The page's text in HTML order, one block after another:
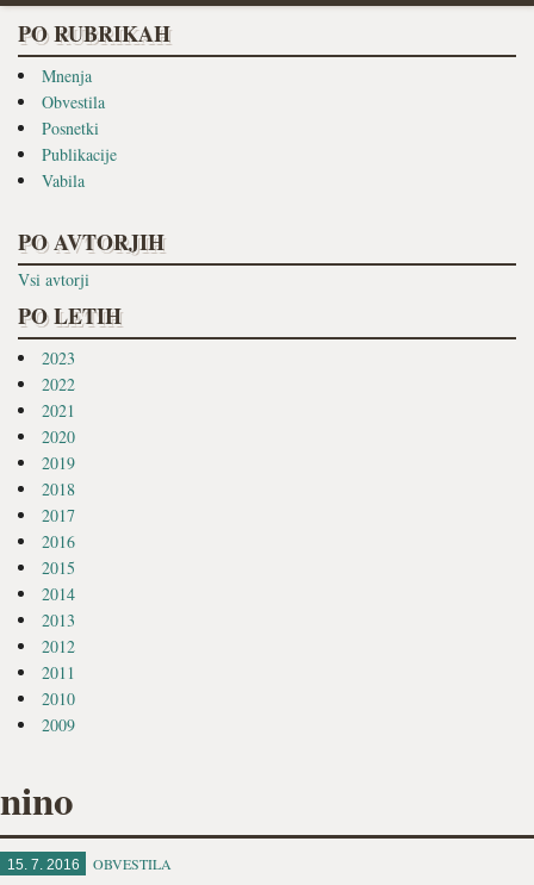
PO RUBRIKAH
Mnenja
Obvestila
Posnetki
Publikacije
Vabila
PO AVTORJIH
Vsi avtorji
PO LETIH
2023
2022
2021
2020
2019
2018
2017
2016
2015
2014
2013
2012
2011
2010
2009
nino
15. 7. 2016 OBVESTILA